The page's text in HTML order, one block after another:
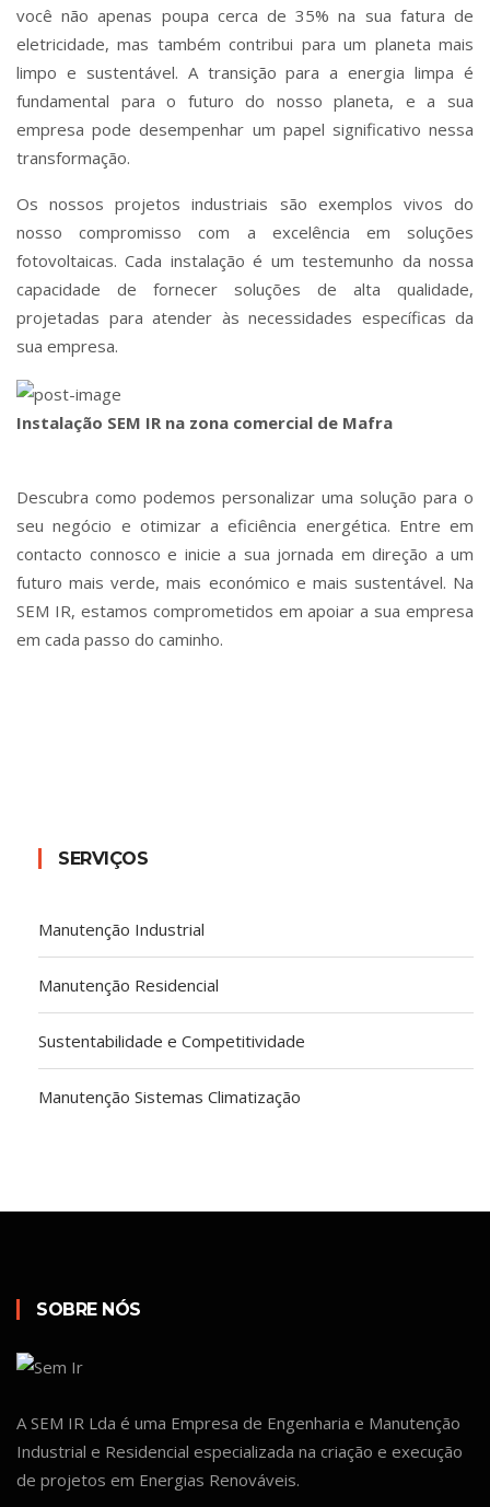
você não apenas poupa cerca de 35% na sua fatura de
eletricidade, mas também contribui para um planeta mais
limpo e sustentável. A transição para a energia limpa é
fundamental para o futuro do nosso planeta, e a sua
empresa pode desempenhar um papel significativo nessa
transformação.
Os nossos projetos industriais são exemplos vivos do
nosso compromisso com a excelência em soluções
fotovoltaicas. Cada instalação é um testemunho da nossa
capacidade de fornecer soluções de alta qualidade,
projetadas para atender às necessidades específicas da
sua empresa.
Instalação SEM IR na zona comercial de Mafra
Descubra como podemos personalizar uma solução para o
seu negócio e otimizar a eficiência energética. Entre em
contacto connosco e inicie a sua jornada em direção a um
futuro mais verde, mais económico e mais sustentável. Na
SEM IR, estamos comprometidos em apoiar a sua empresa
em cada passo do caminho.
SERVIÇOS
Manutenção Industrial
Manutenção Residencial
Sustentabilidade e Competitividade
Manutenção Sistemas Climatização
SOBRE NÓS
A SEM IR Lda é uma Empresa de Engenharia e Manutenção
Industrial e Residencial especializada na criação e execução
de projetos em Energias Renováveis.